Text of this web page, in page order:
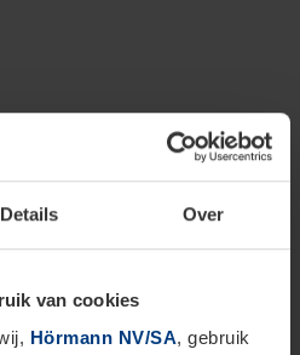
Details Over
van cookies
Hörmann NV/SA, gebruik